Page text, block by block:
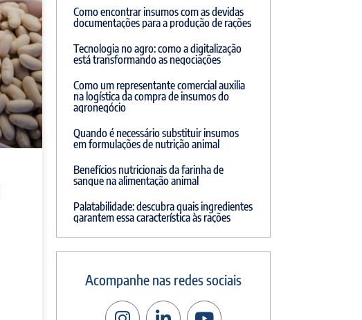
Como encontrar insumos com as devidas
documentações para a produção de rações
Tecnologia no agro: como a digitalização
está transformando as negociações
Como um representante comercial auxilia
na logística da compra de insumos do
agronegócio
Quando é necessário substituir insumos
em formulações de nutrição animal
Benefícios nutricionais da farinha de
sangue na alimentação animal
Palatabilidade: descubra quais ingredientes
garantem essa característica às rações
Acompanhe nas redes sociais